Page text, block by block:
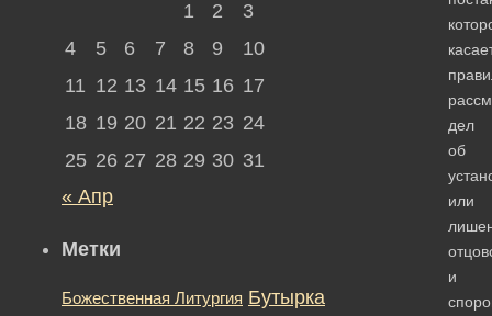
дел
об
или
и
1 2
3
4
5 6 7 8 9
10
11 12 13 14 15 16 17
18 19 20 21 22 23 24
25 26 27 28 29 30 31
« Апр
Метки
Божественная Литургия Бутырка